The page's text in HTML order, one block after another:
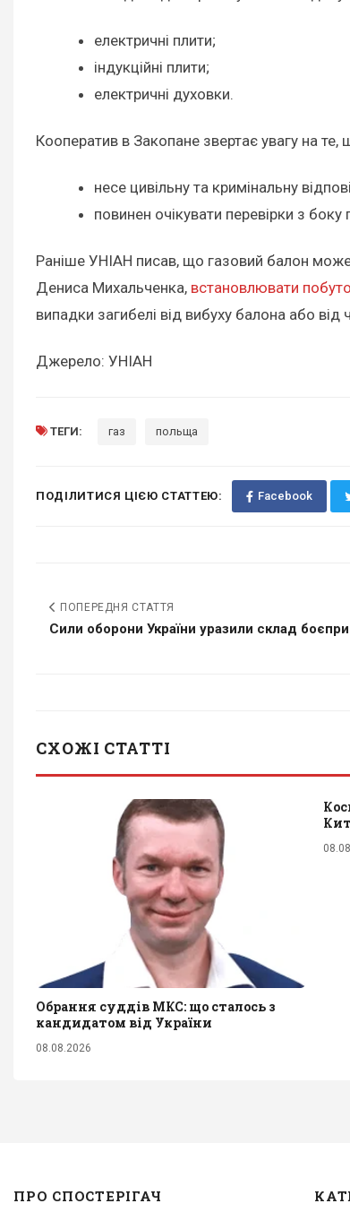
електричні плити;
індукційні плити;
електричні духовки.
Кооператив в Закопане звертає увагу на
несе цивільну та кримінальну
повинен очікувати перевірки з
Раніше УНІАН писав, що газовий балон може
Дениса Михальченка, встановлювати
випадки загибелі від вибуху балона або від
Джерело: УНІАН
ТЕГИ: газ польща
ПОДІЛИТИСЯ ЦІЄЮ СТАТТЕЮ: Facebook
ПОПЕРЕДНЯ СТАТТЯ
Сили оборони України уразили склад
СХОЖІ СТАТТІ
Обрання суддів МКС: що сталось з
кандидатом від України
08.08.2026
ПРО СПОСТЕРІГАЧ